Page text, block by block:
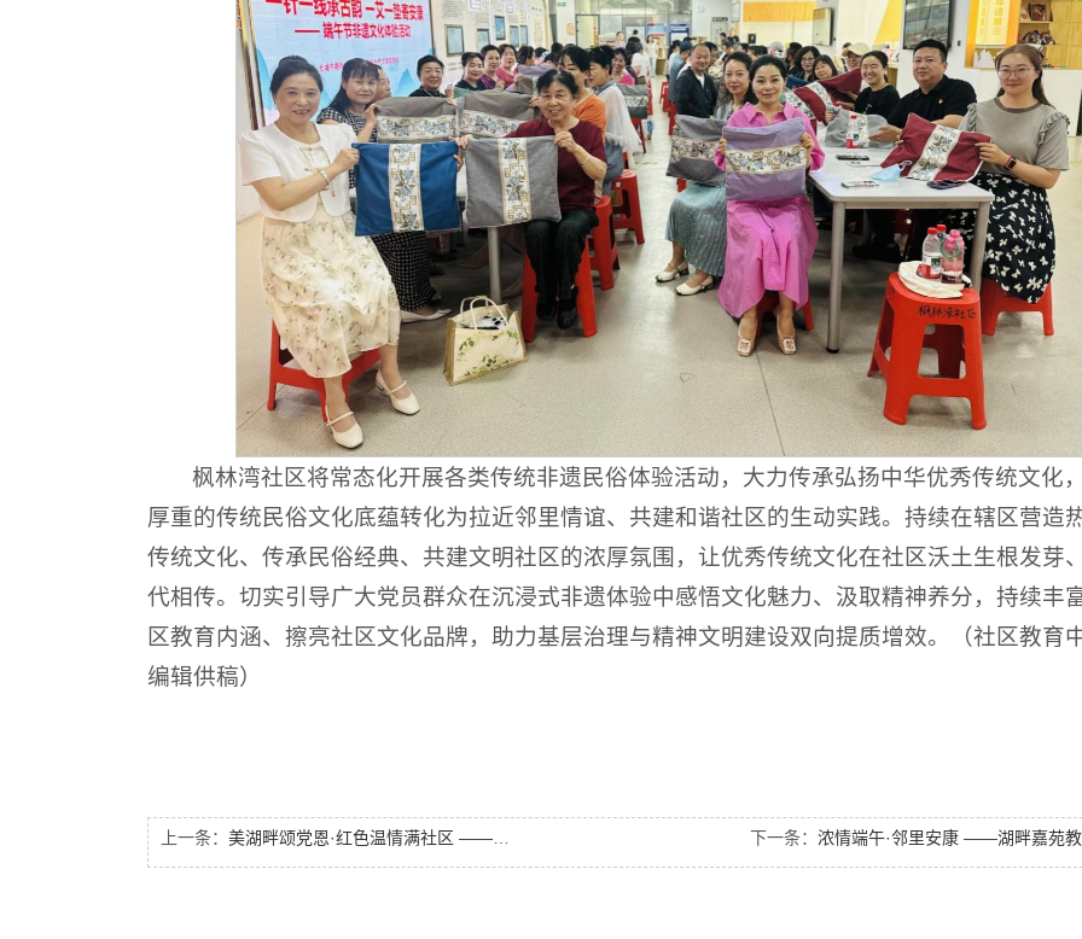
枫林湾社区将常态化开展各类传统非遗民俗体验活动，大力传承弘扬中华优秀传统文化
厚重的传统民俗文化底蕴转化为拉近邻里情谊、共建和谐社区的生动实践。持续在辖区营造
传统文化、传承民俗经典、共建文明社区的浓厚氛围，让优秀传统文化在社区沃土生根发芽
代相传。切实引导广大党员群众在沉浸式非遗体验中感悟文化魅力、汲取精神养分，持续丰
区教育内涵、擦亮社区文化品牌，助力基层治理与精神文明建设双向提质增效。（社区教育
编辑供稿）
上一条： 美湖畔颂党恩·红色温情满社区 ——湖畔嘉苑西区社区教育示范点隆重举办“七一”系列主题活动 下一条： 浓情端午·邻里安康 ——湖畔嘉苑教育示范点开展端午主题活动